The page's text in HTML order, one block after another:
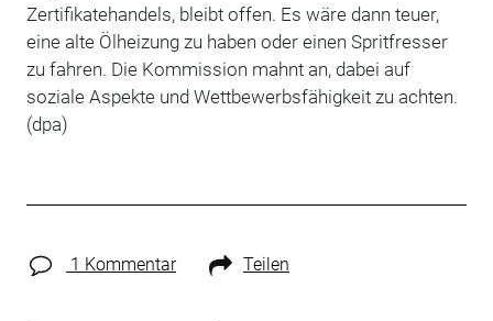
Zertifikatehandels, bleibt offen. Es wäre dann teuer,
eine alte Ölheizung zu haben oder einen Spritfresser
zu fahren. Die Kommission mahnt an, dabei auf
soziale Aspekte und Wettbewerbsfähigkeit zu achten.
(dpa)
1 Kommentar Teilen